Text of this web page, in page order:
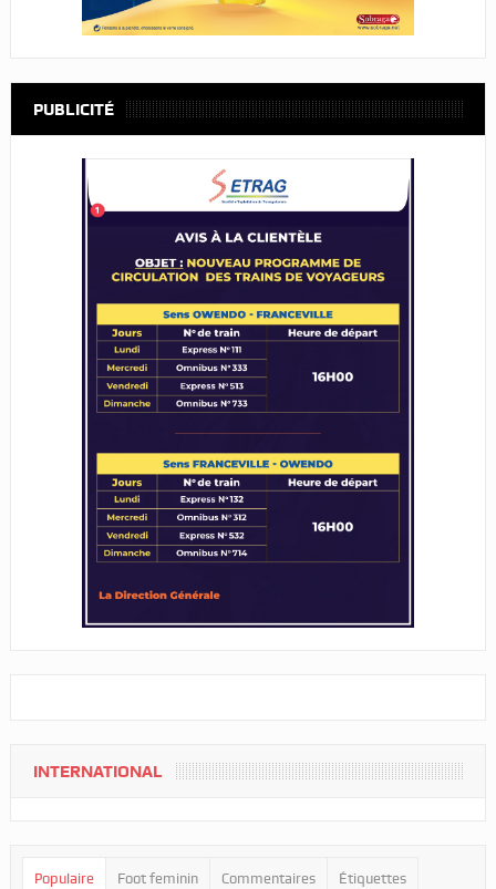
PUBLICITÉ
INTERNATIONAL
Populaire Foot feminin Commentaires Étiquettes